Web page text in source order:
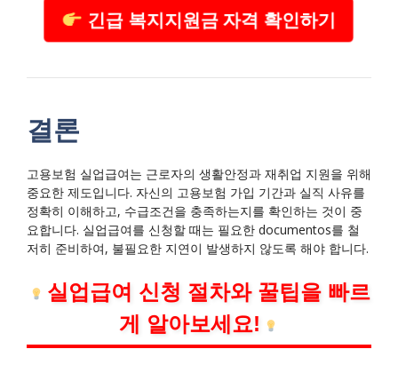
긴급 복지지원금 자격 확인하기
결론
고용보험 실업급여는 근로자의 생활안정과 재취업 지원을 위해
중요한 제도입니다. 자신의 고용보험 가입 기간과 실직 사유를
정확히 이해하고, 수급조건을 충족하는지를 확인하는 것이 중
요합니다. 실업급여를 신청할 때는 필요한 documentos를 철
저히 준비하여, 불필요한 지연이 발생하지 않도록 해야 합니다.
실업급여 신청 절차와 꿀팁을 빠르
게 알아보세요!